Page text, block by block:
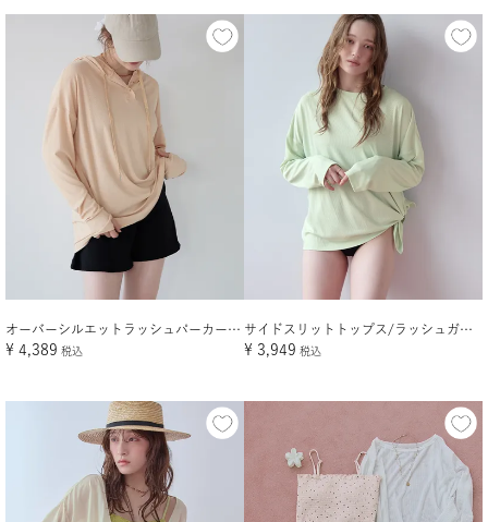
オーバーシルエットラッシュパーカープルオーバー【メール便可／100】
¥ 4,389 税込
サイドスリットトップス/ラッシュガード【メール便可／100】
¥ 3,949 税込